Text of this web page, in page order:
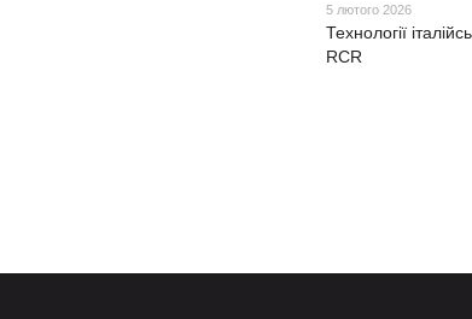
5 лютого 2026
Технології
RCR